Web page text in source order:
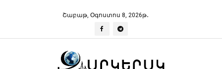
Շաբաթ, Օգոստոս 8, 2026թ․